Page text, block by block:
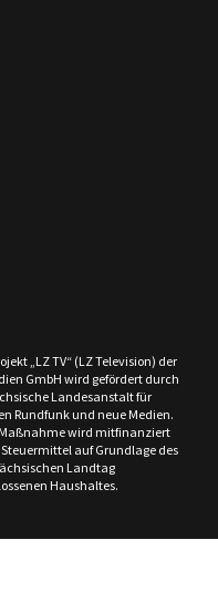
„LZ TV“ (LZ Television) der
GmbH wird gefördert durch
Landesanstalt für
Rundfunk und neue Medien.
wird mitfinanziert
auf Grundlage des
Landtag
Haushaltes.